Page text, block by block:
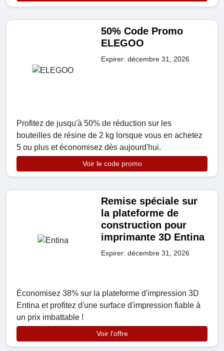
50% Code Promo
ELEGOO
Expirer: décembre 31, 2026
Profitez de jusqu'à 50% de réduction sur les
bouteilles de résine de 2 kg lorsque vous en achetez
5 ou plus et économisez dès aujourd'hui.
Voir le code promo
Remise spéciale sur
la plateforme de
construction pour
imprimante 3D Entina
Expirer: décembre 31, 2026
Économisez 38% sur la plateforme d'impression 3D
Entina et profitez d'une surface d'impression fiable à
un prix imbattable !
Voir l'offre